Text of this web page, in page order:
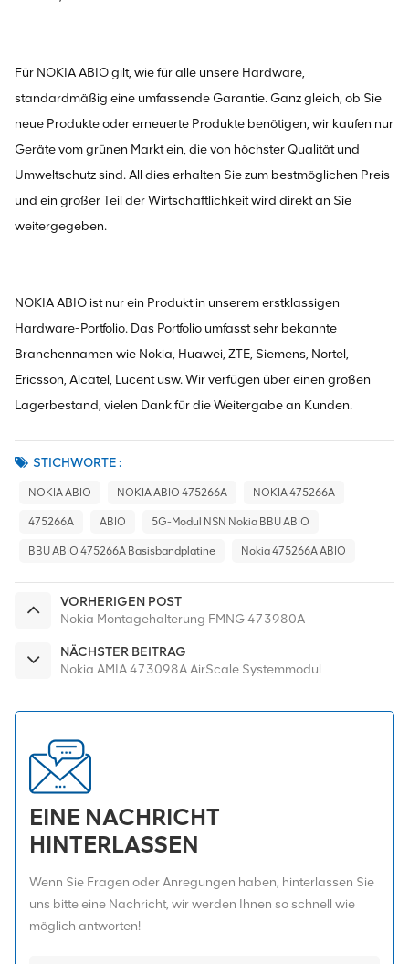
Für NOKIA ABIO gilt, wie für alle unsere Hardware,
standardmäßig eine umfassende Garantie. Ganz gleich, ob Sie
neue Produkte oder erneuerte Produkte benötigen, wir kaufen nur
Geräte vom grünen Markt ein, die von höchster Qualität und
Umweltschutz sind. All dies erhalten Sie zum bestmöglichen Preis
und ein großer Teil der Wirtschaftlichkeit wird direkt an Sie
weitergegeben.
NOKIA ABIO ist nur ein Produkt in unserem erstklassigen
Hardware-Portfolio. Das Portfolio umfasst sehr bekannte
Branchennamen wie Nokia, Huawei, ZTE, Siemens, Nortel,
Ericsson, Alcatel, Lucent usw. Wir verfügen über einen großen
Lagerbestand, vielen Dank für die Weitergabe an Kunden.
STICHWORTE :
NOKIA ABIO NOKIA ABIO 475266A NOKIA 475266A
475266A ABIO 5G-Modul NSN Nokia BBU ABIO
BBU ABIO 475266A Basisbandplatine Nokia 475266A ABIO
VORHERIGEN POST
Nokia Montagehalterung FMNG 473980A
NÄCHSTER BEITRAG
Nokia AMIA 473098A AirScale Systemmodul
EINE NACHRICHT
HINTERLASSEN
Wenn Sie Fragen oder Anregungen haben, hinterlassen Sie
uns bitte eine Nachricht, wir werden Ihnen so schnell wie
möglich antworten!